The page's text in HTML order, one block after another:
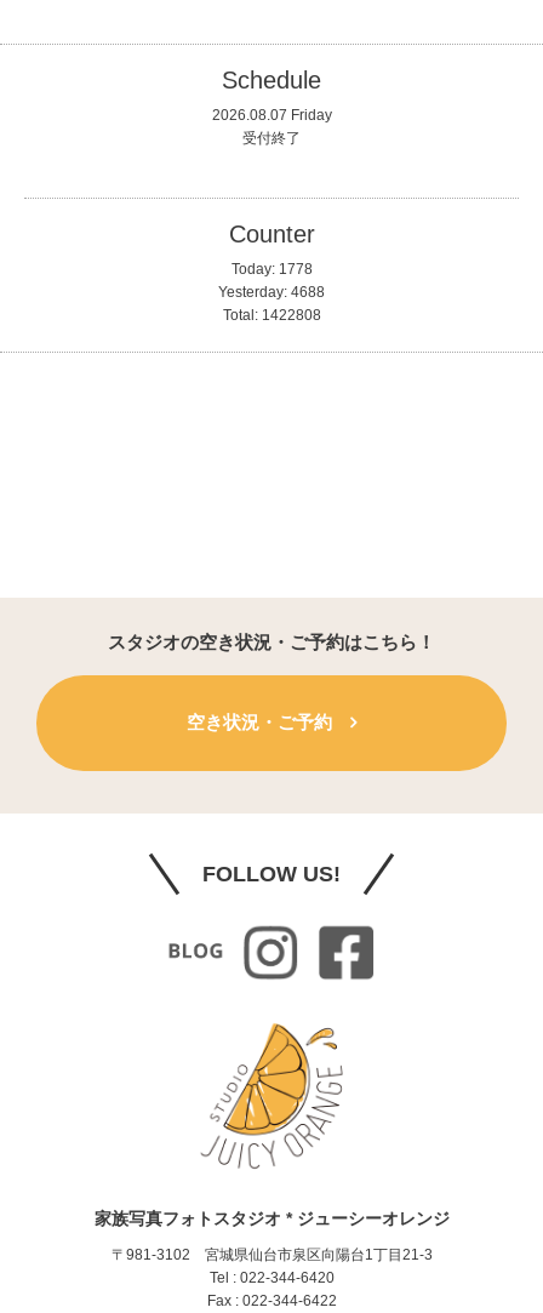
Schedule
2026.08.07 Friday
受付終了
Counter
Today: 1778
Yesterday: 4688
Total: 1422808
スタジオの空き状況・ご予約はこちら！
空き状況・ご予約
FOLLOW US!
家族写真フォトスタジオ * ジューシーオレンジ
〒981-3102 宮城県仙台市泉区向陽台1丁目21-3
Tel : 022-344-6420
Fax : 022-344-6422